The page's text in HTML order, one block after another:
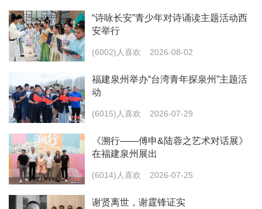
“诗咏长安”青少年对诗诵读主题活动西
安举行
(6002)人喜欢 2026-08-02
福建泉州举办“台湾青年探泉州”主题活
动
(6015)人喜欢 2026-07-29
《溯行——傅申&陆蓉之艺术对话展》
在福建泉州展出
(6014)人喜欢 2026-07-25
谢贤离世，谢霆锋证实